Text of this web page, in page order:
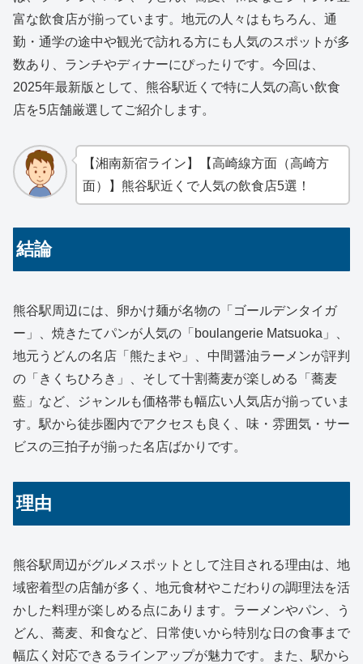
富な飲食店が揃っています。地元の人々はもちろん、通
勤・通学の途中や観光で訪れる方にも人気のスポットが多
数あり、ランチやディナーにぴったりです。今回は、
2025年最新版として、熊谷駅近くで特に人気の高い飲食
店を5店舗厳選してご紹介します。
【湘南新宿ライン】【高崎線方面（高崎方
面）】熊谷駅近くで人気の飲食店5選！
結論
熊谷駅周辺には、卵かけ麺が名物の「ゴールデンタイガ
ー」、焼きたてパンが人気の「boulangerie Matsuoka」、
地元うどんの名店「熊たまや」、中間醤油ラーメンが評判
の「きくちひろき」、そして十割蕎麦が楽しめる「蕎麦
藍」など、ジャンルも価格帯も幅広い人気店が揃っていま
す。駅から徒歩圏内でアクセスも良く、味・雰囲気・サー
ビスの三拍子が揃った名店ばかりです。
理由
熊谷駅周辺がグルメスポットとして注目される理由は、地
域密着型の店舗が多く、地元食材やこだわりの調理法を活
かした料理が楽しめる点にあります。ラーメンやパン、う
どん、蕎麦、和食など、日常使いから特別な日の食事まで
幅広く対応できるラインアップが魅力です。また、駅から